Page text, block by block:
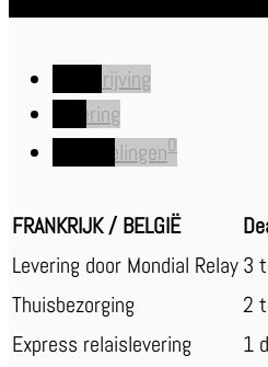
Beschrijving
Levering
Beoordelingen0
FRANKRIJK / BELGIË
Levering door Mondial Relay3
Thuisbezorging
2
Express relaislevering
1